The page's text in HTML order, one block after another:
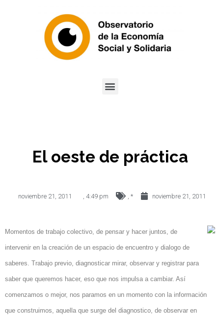
El oeste de práctica
noviembre 21, 2011 4:49 pm * noviembre 21, 2011
Momentos de trabajo colectivo, de pensar y hacer juntos, de
intervenir en la creación de un espacio de encuentro y dialogo de
saberes. Trabajo previo, diagnosticar mirar, observar y registrar para
saber que queremos hacer, eso que nos impulsa a cambiar. Así
comenzamos o mejor, nos paramos en un momento con la información
que construimos, aquella que surge del diagnostico, de observar en